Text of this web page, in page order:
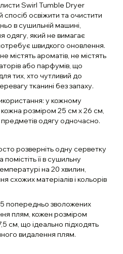
Swirl Tumble Dryer
освіжити та очистити
в сушильній машині,
одягу, який не вимагає
швидкого оновлення.
містять ароматів, не містять
або парфумів, що
тих, хто чутливий до
тканині без запаху.
у кожному
розміром 25 см x 26 см,
одягу одночасно.
розверніть одну серветку
її в сушильну
на 20 хвилин,
схожих матеріалів і кольорів
5 попередньо зволожених
плям, кожен розміром
см, що ідеально підходять
видалення плям.